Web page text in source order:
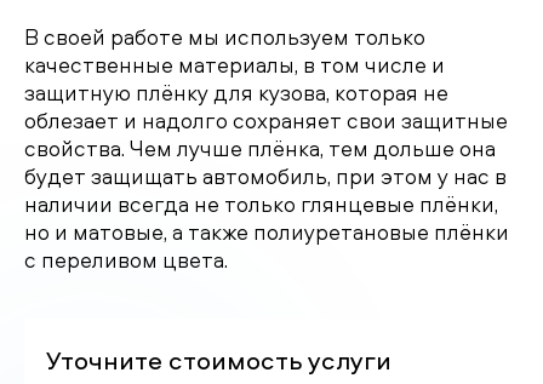
В своей работе мы используем только
качественные материалы, в том числе и
защитную плёнку для кузова, которая не
облезает и надолго сохраняет свои защитные
свойства. Чем лучше плёнка, тем дольше она
будет защищать автомобиль, при этом у нас в
наличии всегда не только глянцевые плёнки,
но и матовые, а также полиуретановые плёнки
с переливом цвета.
Уточните стоимость услуги